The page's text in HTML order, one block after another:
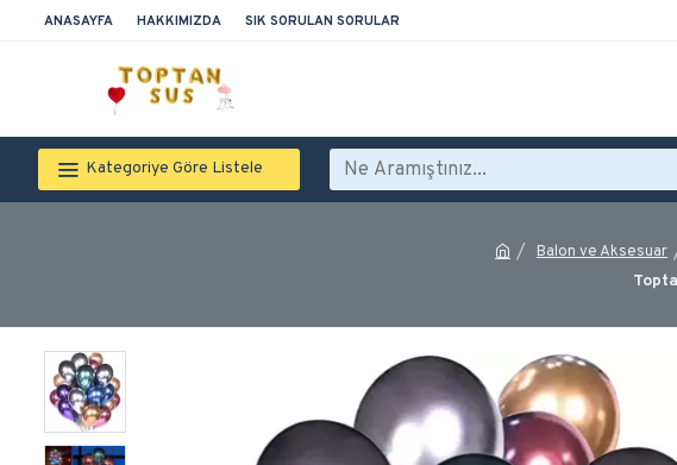
ANASAYFA HAKKIMIZDA SIK SORULAN SORULAR
Kategoriye Göre Listele
Balon ve Aksesuar